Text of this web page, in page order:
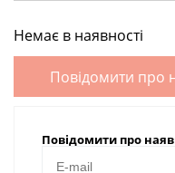
Немає в наявності
Повідомити про
Повідомити про